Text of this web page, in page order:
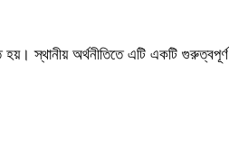
স্থানীয় অর্থনীতিতে এটি একটি গুরুত্বপূর্ণ